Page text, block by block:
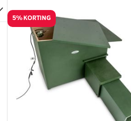
5% KORTING